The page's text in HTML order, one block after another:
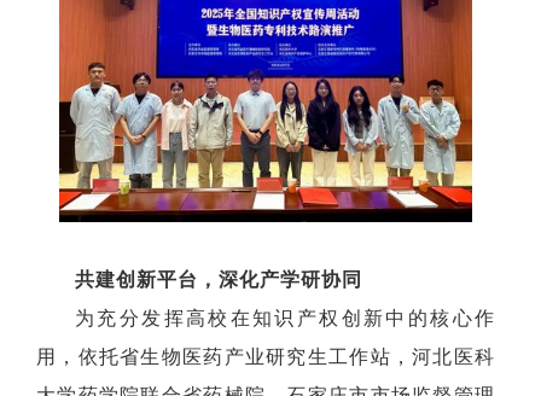
共建创新平台，深化产学研协同
为充分发挥高校在知识产权创新中的核心作
用，依托省生物医药产业研究生工作站，河北医科